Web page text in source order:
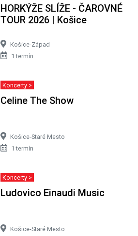
HORKÝŽE SLÍŽE - ČAROVNÉ
TOUR 2026 | Košice
Košice-Západ
1 termín
Koncerty >
Celine The Show
Košice-Staré Mesto
1 termín
Koncerty >
Ludovico Einaudi Music
Košice-Staré Mesto